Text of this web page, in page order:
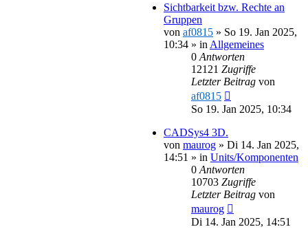
Sichtbarkeit bzw. Rechte an
Gruppen
von af0815 » So 19. Jan 2025,
10:34 » in Allgemeines
0 Antworten
12121 Zugriffe
Letzter Beitrag von
af0815
So 19. Jan 2025, 10:34
CADSys4 3D.
von maurog » Di 14. Jan 2025,
14:51 » in Units/Komponenten
0 Antworten
10703 Zugriffe
Letzter Beitrag von
maurog
Di 14. Jan 2025, 14:51